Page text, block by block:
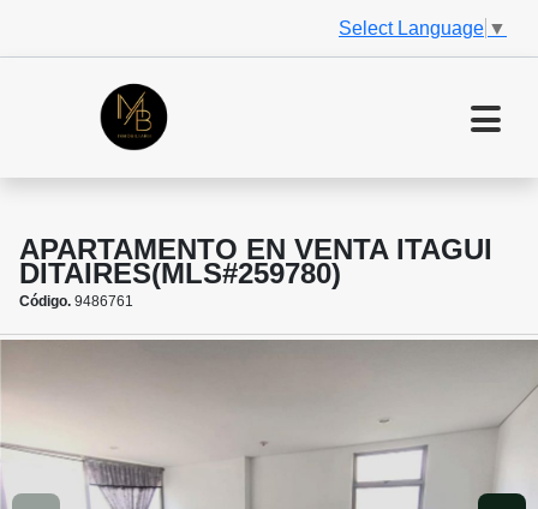
Select Language ▼
APARTAMENTO EN VENTA ITAGUI
DITAIRES(MLS#259780)
Código. 9486761